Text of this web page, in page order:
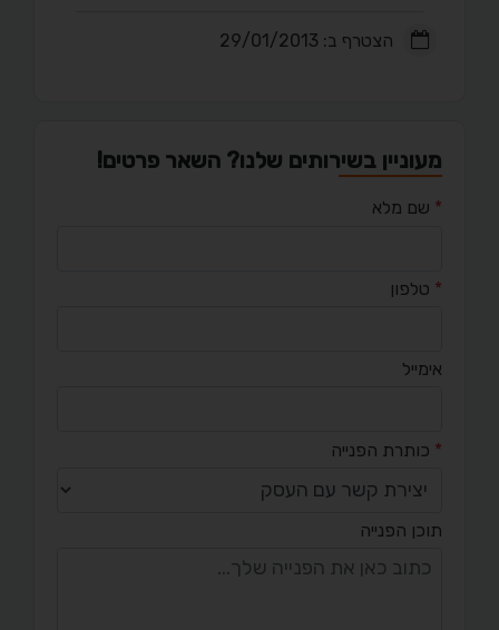
הצטרף ב: 29/01/2013
מעוניין בשירותים שלנו? השאר פרטים!
* שם מלא
* טלפון
אימייל
* כותרת הפנייה
תוכן הפנייה